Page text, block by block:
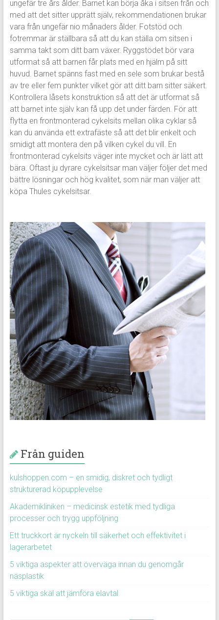
ungefär tre års ålder. Barnet kan börja åka i sitsen från och
med att det sitter upprätt själv, rekommendationen brukar
vara från ungefär nio månaders ålder. Fotstöd och
fotremmar är ställbara så att du kan ställa om sitsen i
samma takt som ditt barn växer. Ryggstödet bör vara
utformat så att barnen får plats med en hjälm på sitt
huvud. Barnet spänns fast med en sele som brukar bestå
av tre eller fem punkter vilket gör att ditt barn sitter säkert.
Kontrollera låsets konstruktion så att det är utformat så
att barnet inte själv kan få upp det under färden. För att
flytta en frontmonterad cykelsits mellan olika cyklar så
kan du använda ett extrafäste så att det blir enkelt och
smidigt att montera den på vilken cykel du vill. En
frontmonterad cykelsits väger inte mycket och är lätt att
bära. Oftast ju dyrare cykelsitsar man väljer följer det med
bättre lösningar och hög kvalitet, som när man väljer att
köpa Thules cykelsitsar.
Från guiden
kulshoppen.com – en smidig, diskret och tydligt
strukturerad köpupplevelse
Akademikliniken – medicinsk estetik med tydliga
processer och trygg uppföljning
Ett truckkort är nyckeln till säkerhet och effektivitet i
lagerarbetet
5 viktiga aspekter att överväga innan du genomgår
näsplastik
5 viktiga skäl att jämföra elavtal